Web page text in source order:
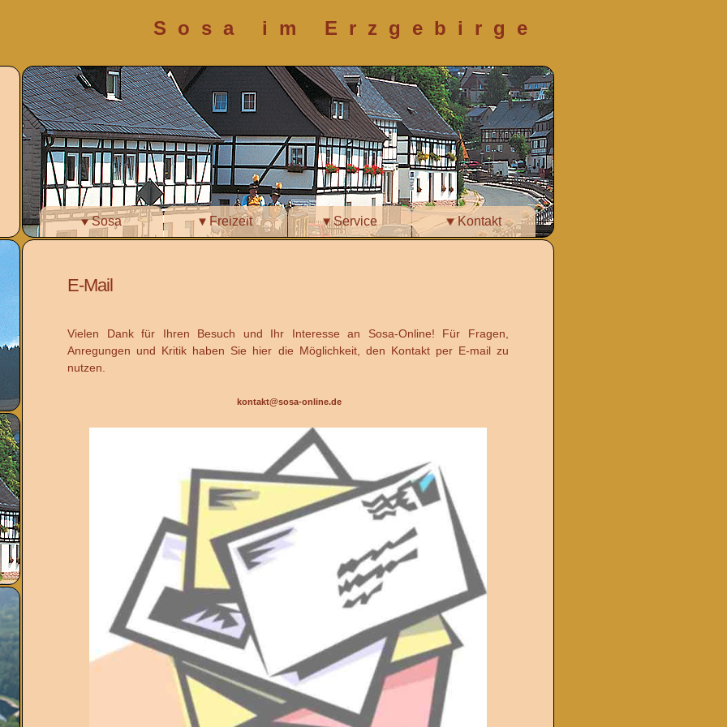
Sosa im Erzgebirge
Sosa Freizeit Service Kontakt
E-Mail
Vielen Dank für Ihren Besuch und Ihr Interesse an Sosa-Online! Für Fragen,
Anregungen und Kritik haben Sie hier die Möglichkeit, den Kontakt per E-mail zu
nutzen.
kontakt@sosa-online.de